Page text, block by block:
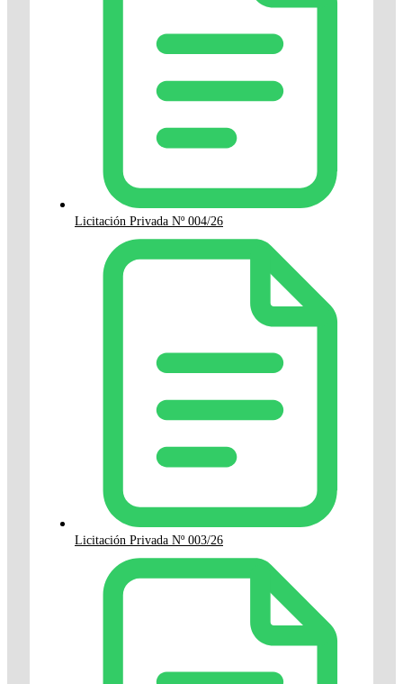
Licitación Privada Nº 004/26
Licitación Privada Nº 003/26